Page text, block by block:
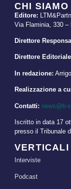
CHI SIAMO
Editore:
Via Flaminia, 330 –
Direttore
Direttore
In redazione:
Realizzazione a
Contatti: news@b-
Iscritto in data 17
presso il Tribunale
VERTICALI
Interviste
Podcast